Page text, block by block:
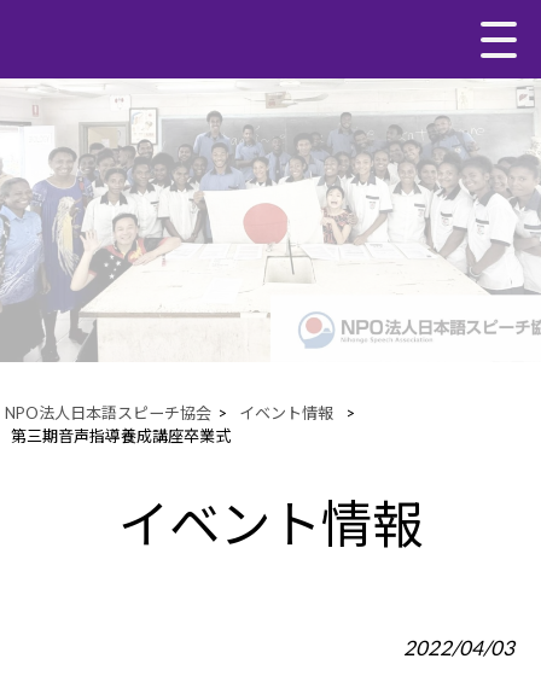
NPO法人日本語スピーチ協会 > イベント情報
>
第三期音声指導養成講座卒業式
イベント情報
2022/04/03